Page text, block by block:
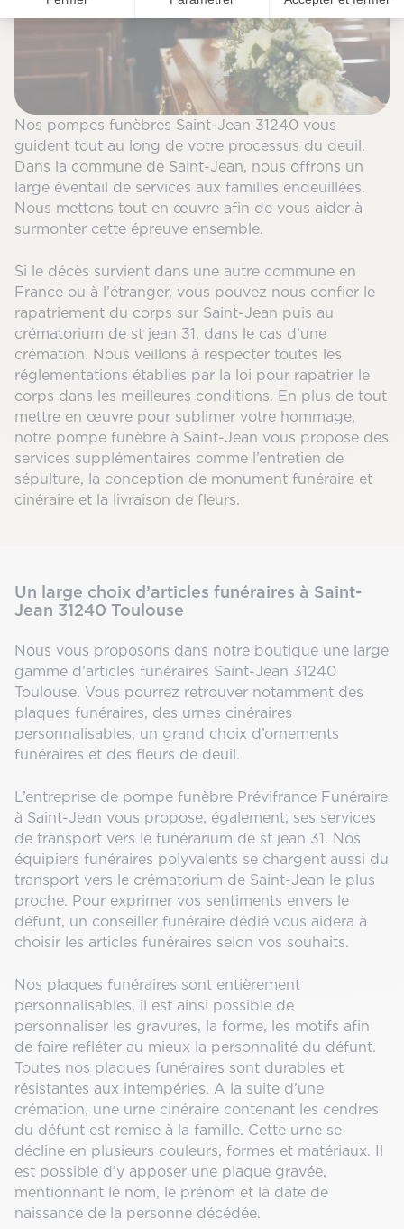
Nos pompes funèbres Saint-Jean 31240 vous
guident tout au long de votre processus du deuil.
Dans la commune de Saint-Jean, nous offrons un
large éventail de services aux familles endeuillées.
Nous mettons tout en œuvre afin de vous aider à
surmonter cette épreuve ensemble.
Si le décès survient dans une autre commune en
France ou à l’étranger, vous pouvez nous confier le
rapatriement du corps sur Saint-Jean puis au
crématorium de st jean 31, dans le cas d’une
crémation. Nous veillons à respecter toutes les
réglementations établies par la loi pour rapatrier le
corps dans les meilleures conditions. En plus de tout
mettre en œuvre pour sublimer votre hommage,
notre pompe funèbre à Saint-Jean vous propose des
services supplémentaires comme l’entretien de
sépulture, la conception de monument funéraire et
cinéraire et la livraison de fleurs.
Un large choix d’articles funéraires à Saint-
Jean 31240 Toulouse
Nous vous proposons dans notre boutique une large
gamme d’articles funéraires Saint-Jean 31240
Toulouse. Vous pourrez retrouver notamment des
plaques funéraires, des urnes cinéraires
personnalisables, un grand choix d’ornements
funéraires et des fleurs de deuil.
L’entreprise de pompe funèbre Prévifrance Funéraire
à Saint-Jean vous propose, également, ses services
de transport vers le funérarium de st jean 31. Nos
équipiers funéraires polyvalents se chargent aussi du
transport vers le crématorium de Saint-Jean le plus
proche. Pour exprimer vos sentiments envers le
défunt, un conseiller funéraire dédié vous aidera à
choisir les articles funéraires selon vos souhaits.
Nos plaques funéraires sont entièrement
personnalisables, il est ainsi possible de
personnaliser les gravures, la forme, les motifs afin
de faire refléter au mieux la personnalité du défunt.
Toutes nos plaques funéraires sont durables et
résistantes aux intempéries. A la suite d’une
crémation, une urne cinéraire contenant les cendres
du défunt est remise à la famille. Cette urne se
décline en plusieurs couleurs, formes et matériaux. Il
est possible d’y apposer une plaque gravée,
mentionnant le nom, le prénom et la date de
naissance de la personne décédée.